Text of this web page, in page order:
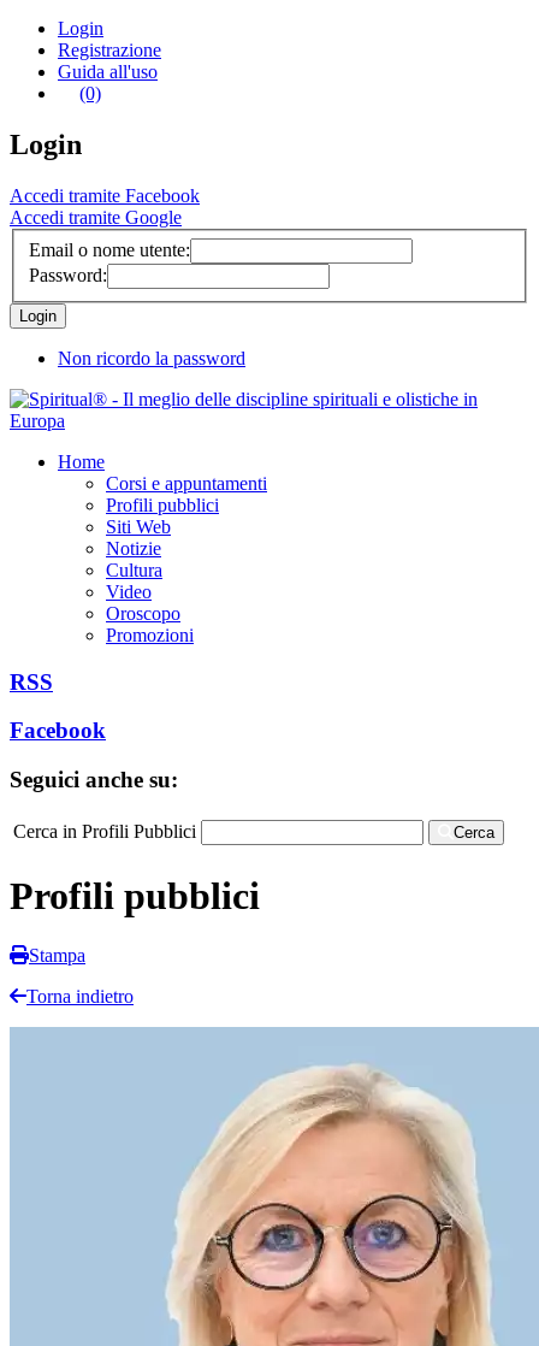
Login
Registrazione
Guida all'uso
(0)
Login
Accedi tramite Facebook
Accedi tramite Google
Email o nome utente:
Password:
Non ricordo la password
Home
Corsi e appuntamenti
Profili pubblici
Siti Web
Notizie
Cultura
Video
Oroscopo
Promozioni
RSS
Facebook
Seguici anche su:
Cerca in Profili Pubblici Cerca
Profili pubblici
Stampa
Torna indietro